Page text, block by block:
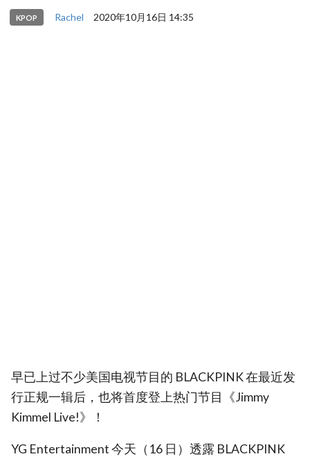
KPOP Rachel 2020年10月16日 14:35
早已上过不少美国电视节目的 BLACKPINK 在最近发
行正规一辑后，也将首度登上热门节目《Jimmy
Kimmel Live!》！
YG Entertainment 今天（16 日）透露 BLACKPINK